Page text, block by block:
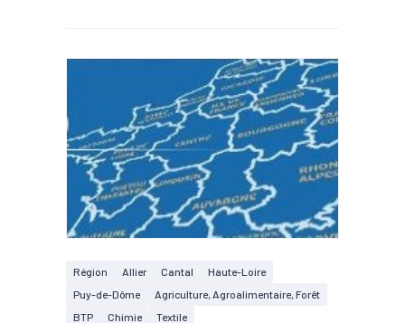
Région Allier Cantal
Haute-Loire
Puy-de-Dôme
Agriculture, Agroalimentaire, Forêt
BTP
Chimie
Textile